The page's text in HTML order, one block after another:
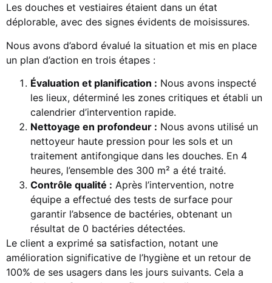
Les douches et vestiaires étaient dans un état
déplorable, avec des signes évidents de moisissures.
Nous avons d’abord évalué la situation et mis en place
un plan d’action en trois étapes :
Évaluation et planification : Nous avons inspecté
les lieux, déterminé les zones critiques et établi un
calendrier d’intervention rapide.
Nettoyage en profondeur : Nous avons utilisé un
nettoyeur haute pression pour les sols et un
traitement antifongique dans les douches. En 4
heures, l’ensemble des 300 m² a été traité.
Contrôle qualité : Après l’intervention, notre
équipe a effectué des tests de surface pour
garantir l’absence de bactéries, obtenant un
résultat de 0 bactéries détectées.
Le client a exprimé sa satisfaction, notant une
amélioration significative de l’hygiène et un retour de
100% de ses usagers dans les jours suivants. Cela a